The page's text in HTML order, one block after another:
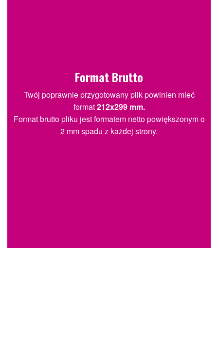
Format Brutto
Twój poprawnie przygotowany plik powinien mieć
format212x299 mm.
Format brutto pliku jest formatem netto powiększonym o
2 mm spadu z każdej strony.